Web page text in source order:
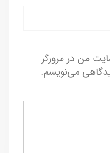
من در مرورگر
می‌نویسم.